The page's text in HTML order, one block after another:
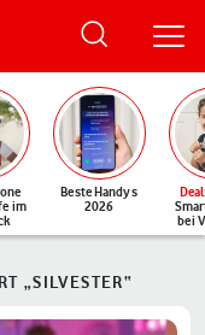
im
Beste Handys
2026
Deal
bei
„SILVESTER“